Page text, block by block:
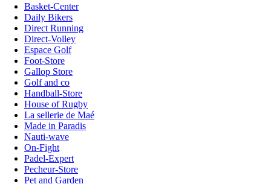
Basket-Center
Daily Bikers
Direct Running
Direct-Volley
Espace Golf
Foot-Store
Gallop Store
Golf and co
Handball-Store
House of Rugby
La sellerie de Maé
Made in Paradis
Nauti-wave
On-Fight
Padel-Expert
Pecheur-Store
Pet and Garden